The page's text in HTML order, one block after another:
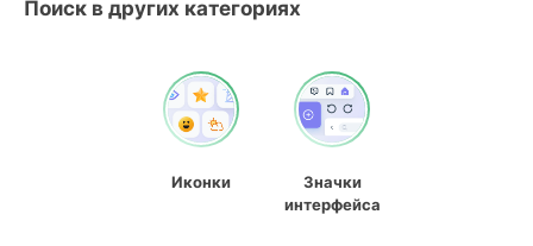
Поиск в других категориях
Иконки
Значки
интерфейса